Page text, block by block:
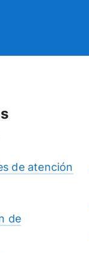
de atención
de